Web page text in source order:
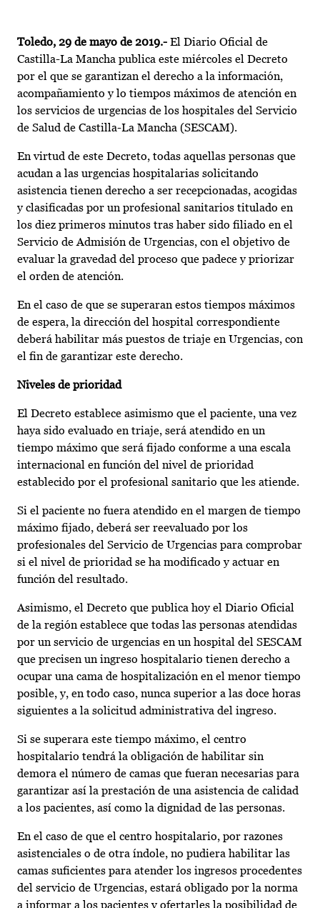
Toledo, 29 de mayo de 2019.- El Diario Oficial de
Castilla-La Mancha publica este miércoles el Decreto
por el que se garantizan el derecho a la información,
acompañamiento y lo tiempos máximos de atención en
los servicios de urgencias de los hospitales del Servicio
de Salud de Castilla-La Mancha (SESCAM).
En virtud de este Decreto, todas aquellas personas que
acudan a las urgencias hospitalarias solicitando
asistencia tienen derecho a ser recepcionadas, acogidas
y clasificadas por un profesional sanitarios titulado en
los diez primeros minutos tras haber sido filiado en el
Servicio de Admisión de Urgencias, con el objetivo de
evaluar la gravedad del proceso que padece y priorizar
el orden de atención.
En el caso de que se superaran estos tiempos máximos
de espera, la dirección del hospital correspondiente
deberá habilitar más puestos de triaje en Urgencias, con
el fin de garantizar este derecho.
Niveles de prioridad
El Decreto establece asimismo que el paciente, una vez
haya sido evaluado en triaje, será atendido en un
tiempo máximo que será fijado conforme a una escala
internacional en función del nivel de prioridad
establecido por el profesional sanitario que les atiende.
Si el paciente no fuera atendido en el margen de tiempo
máximo fijado, deberá ser reevaluado por los
profesionales del Servicio de Urgencias para comprobar
si el nivel de prioridad se ha modificado y actuar en
función del resultado.
Asimismo, el Decreto que publica hoy el Diario Oficial
de la región establece que todas las personas atendidas
por un servicio de urgencias en un hospital del SESCAM
que precisen un ingreso hospitalario tienen derecho a
ocupar una cama de hospitalización en el menor tiempo
posible, y, en todo caso, nunca superior a las doce horas
siguientes a la solicitud administrativa del ingreso.
Si se superara este tiempo máximo, el centro
hospitalario tendrá la obligación de habilitar sin
demora el número de camas que fueran necesarias para
garantizar así la prestación de una asistencia de calidad
a los pacientes, así como la dignidad de las personas.
En el caso de que el centro hospitalario, por razones
asistenciales o de otra índole, no pudiera habilitar las
camas suficientes para atender los ingresos procedentes
del servicio de Urgencias, estará obligado por la norma
a informar a los pacientes y ofertarles la posibilidad de